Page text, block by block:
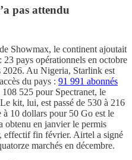
pas attendu
Showmax, le continent ajoutait
pays opérationnels en octobre
2026. Au Nigeria, Starlink est
du pays : 91 991 abonnés
108 525 pour Spectranet, le
kit, lui, est passé de 530 à 216
10 dollars pour 50 Go est le
obtenu en janvier le permis
effectif fin février. Airtel a signé
marchés en décembre.